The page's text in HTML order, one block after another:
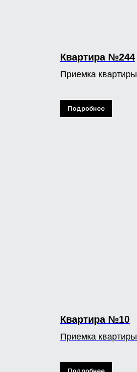
Квартира №244
Приемка квартиры
Подробнее
Квартира №10
Приемка квартиры